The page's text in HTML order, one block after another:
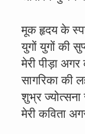
मूक हृदय के
युगों युगों की
मेरी पीड़ा
सागरिका की
शुभ्र ज्योत्सना
मेरी कविता